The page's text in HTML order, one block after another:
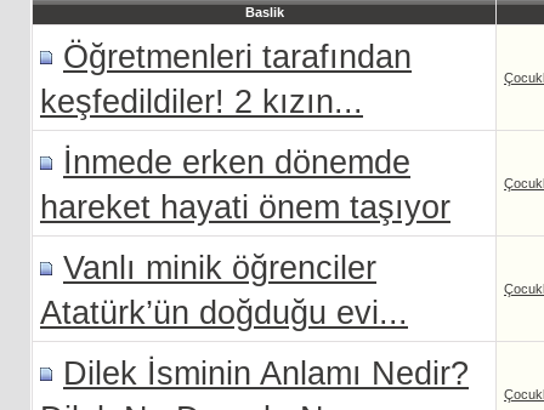
Baslik
Öğretmenleri tarafından
keşfedildiler! 2 kızın...
İnmede erken dönemde
hareket hayati önem taşıyor
Vanlı minik öğrenciler
Atatürk’ün doğduğu evi...
Dilek İsminin Anlamı Nedir?